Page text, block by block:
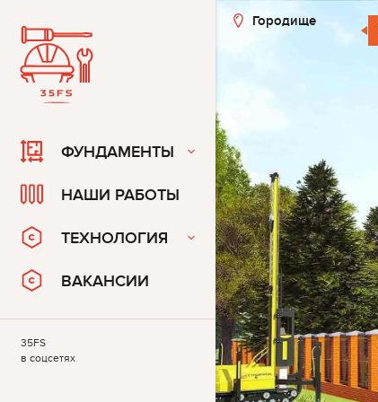
Городище
ФУНДАМЕНТЫ
НАШИ РАБОТЫ
ТЕХНОЛОГИЯ
ВАКАНСИИ
35FS
в соцсетях